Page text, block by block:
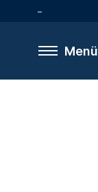
Menü